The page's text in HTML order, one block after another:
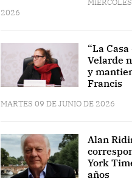
2026
“La
Velarde
y
Francis
MARTES 09 DE JUNIO DE 2026
Alan
York
años